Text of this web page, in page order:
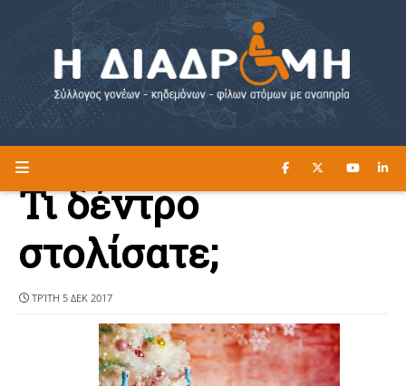
Η ΔΙΑΔΡΟΜΗ ΔΙΑΒΑΣΤΕ ΕΔΩ ►
Τι δέντρο
στολίσατε;
ΤΡΊΤΗ 5 ΔΕΚ 2017